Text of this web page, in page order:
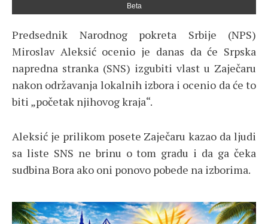
Beta
Predsednik Narodnog pokreta Srbije (NPS)
Miroslav Aleksić ocenio je danas da će Srpska
napredna stranka (SNS) izgubiti vlast u Zaječaru
nakon održavanja lokalnih izbora i ocenio da će to
biti „početak njihovog kraja“.
Aleksić je prilikom posete Zaječaru kazao da ljudi
sa liste SNS ne brinu o tom gradu i da ga čeka
sudbina Bora ako oni ponovo pobede na izborima.